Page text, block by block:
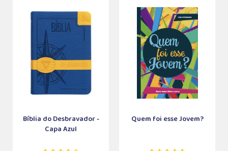
Bíblia do Desbravador -
Capa Azul
Quem foi esse Jovem?